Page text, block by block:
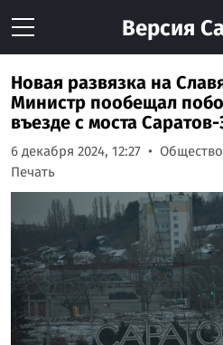
Версия
Новая развязка на
Министр пообещал
въезде с моста Саратов-
6 декабря 2024, 12:27 Общество
Печать